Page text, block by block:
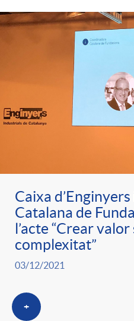
Caixa
Catalana de
l’acte “Crear
complexitat”
03/12/2021
+